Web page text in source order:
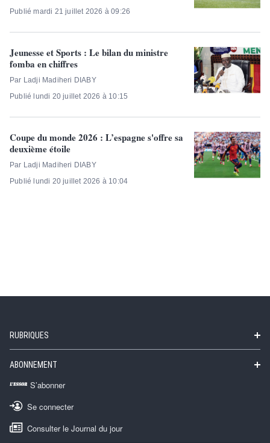
Publié mardi 21 juillet 2026 à 09:26
Jeunesse et Sports : Le bilan du ministre
fomba en chiffres
Par Ladji Madiheri DIABY
Publié lundi 20 juillet 2026 à 10:15
Coupe du monde 2026 : L’espagne s'offre sa
deuxième étoile
Par Ladji Madiheri DIABY
Publié lundi 20 juillet 2026 à 10:04
RUBRIQUES
ABONNEMENT
S’abonner
Se connecter
Consulter le Journal du jour